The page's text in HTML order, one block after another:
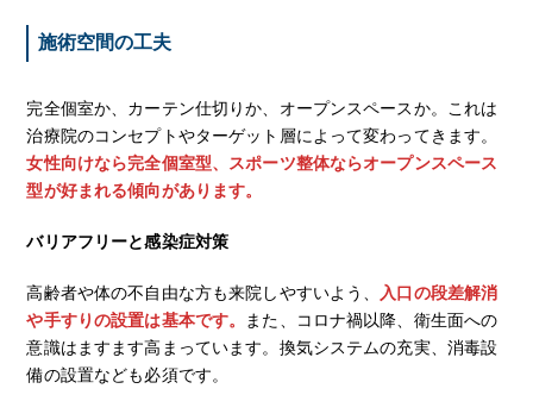
施術空間の工夫
完全個室か、カーテン仕切りか、オープンスペースか。これは
治療院のコンセプトやターゲット層によって変わってきます。
女性向けなら完全個室型、スポーツ整体ならオープンスペース
型が好まれる傾向があります。
バリアフリーと感染症対策
高齢者や体の不自由な方も来院しやすいよう、
入口の段差解消
や手すりの設置は基本です。 また、コロナ禍以降、衛生面への
意識はますます高まっています。換気システムの充実、消毒設
備の設置なども必須です。